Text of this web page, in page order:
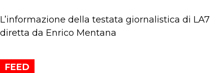
L’informazione della testata giornalistica di LA7
diretta da Enrico Mentana
FEED